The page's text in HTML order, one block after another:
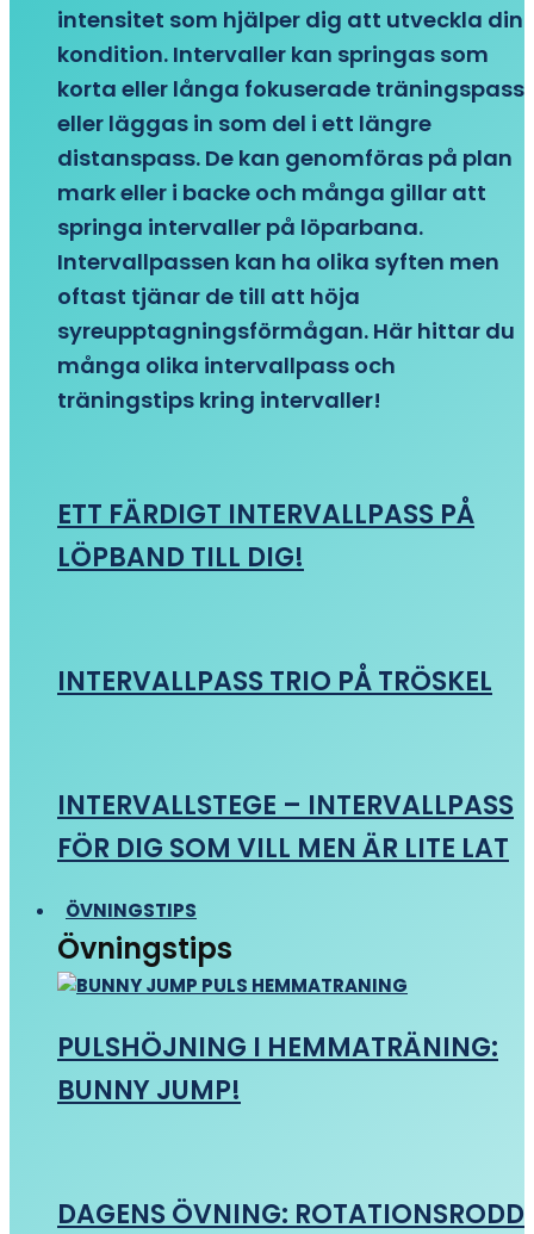
intensitet som hjälper dig att utveckla din
kondition. Intervaller kan springas som
korta eller långa fokuserade träningspass
eller läggas in som del i ett längre
distanspass. De kan genomföras på plan
mark eller i backe och många gillar att
springa intervaller på löparbana.
Intervallpassen kan ha olika syften men
oftast tjänar de till att höja
syreupptagningsförmågan. Här hittar du
många olika intervallpass och
träningstips kring intervaller!
ETT FÄRDIGT INTERVALLPASS PÅ
LÖPBAND TILL DIG!
INTERVALLPASS TRIO PÅ TRÖSKEL
INTERVALLSTEGE – INTERVALLPASS
FÖR DIG SOM VILL MEN ÄR LITE LAT
ÖVNINGSTIPS
Övningstips
PULSHÖJNING I HEMMATRÄNING:
BUNNY JUMP!
DAGENS ÖVNING: ROTATIONSRODD